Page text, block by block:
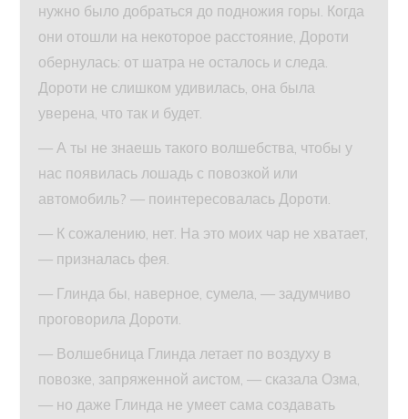
нужно было добраться до подножия горы. Когда
они отошли на некоторое расстояние, Дороти
обернулась: от шатра не осталось и следа.
Дороти не слишком удивилась, она была
уверена, что так и будет.
— А ты не знаешь такого волшебства, чтобы у
нас появилась лошадь с повозкой или
автомобиль? — поинтересовалась Дороти.
— К сожалению, нет. На это моих чар не хватает,
— призналась фея.
— Глинда бы, наверное, сумела, — задумчиво
проговорила Дороти.
— Волшебница Глинда летает по воздуху в
повозке, запряженной аистом, — сказала Озма,
— но даже Глинда не умеет сама создавать